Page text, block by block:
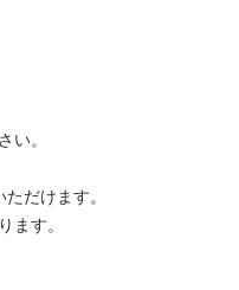
い。
だけます。
ます。